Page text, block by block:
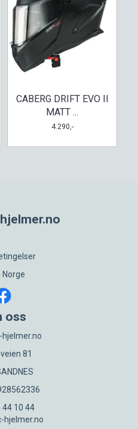
CABERG DRIFT EVO II
MATT ...
4.290,-
Norge
oss
81
44 10 44
hjelmer.no